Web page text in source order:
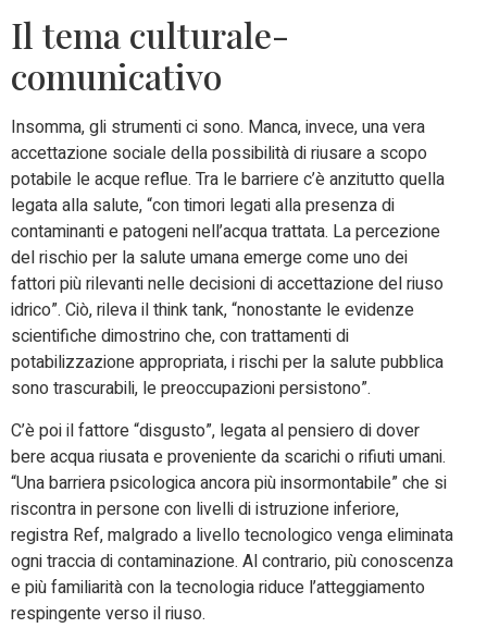
Il tema culturale-
comunicativo
Insomma, gli strumenti ci sono. Manca, invece, una vera
accettazione sociale della possibilità di riusare a scopo
potabile le acque reflue. Tra le barriere c’è anzitutto quella
legata alla salute, “con timori legati alla presenza di
contaminanti e patogeni nell’acqua trattata. La percezione
del rischio per la salute umana emerge come uno dei
fattori più rilevanti nelle decisioni di accettazione del riuso
idrico”. Ciò, rileva il think tank, “nonostante le evidenze
scientifiche dimostrino che, con trattamenti di
potabilizzazione appropriata, i rischi per la salute pubblica
sono trascurabili, le preoccupazioni persistono”.
C’è poi il fattore “disgusto”, legata al pensiero di dover
bere acqua riusata e proveniente da scarichi o rifiuti umani.
“Una barriera psicologica ancora più insormontabile” che si
riscontra in persone con livelli di istruzione inferiore,
registra Ref, malgrado a livello tecnologico venga eliminata
ogni traccia di contaminazione. Al contrario, più conoscenza
e più familiarità con la tecnologia riduce l’atteggiamento
respingente verso il riuso.